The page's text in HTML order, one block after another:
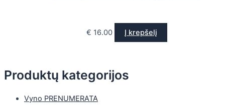
Produktų kategorijos
Vyno PRENUMERATA
€ 16.00 Į krepšelį